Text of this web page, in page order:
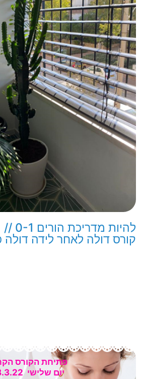
להיות מדריכת הורים 0-1 //
קורס דולה לאחר לידה
פתיחת הקורס
יום שלישי 8.3.22